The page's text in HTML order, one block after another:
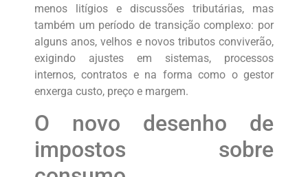
menos litígios e discussões tributárias, mas
também um período de transição complexo: por
alguns anos, velhos e novos tributos conviverão,
exigindo ajustes em sistemas, processos
internos, contratos e na forma como o gestor
enxerga custo, preço e margem.
O novo desenho de
impostos sobre